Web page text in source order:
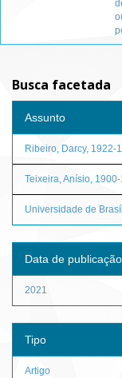
Busca facetada
Assunto
Ribeiro, Darcy, 1922-
Teixeira, Anísio, 1900-
Universidade de
Data de publicação
2021
Tipo
Artigo